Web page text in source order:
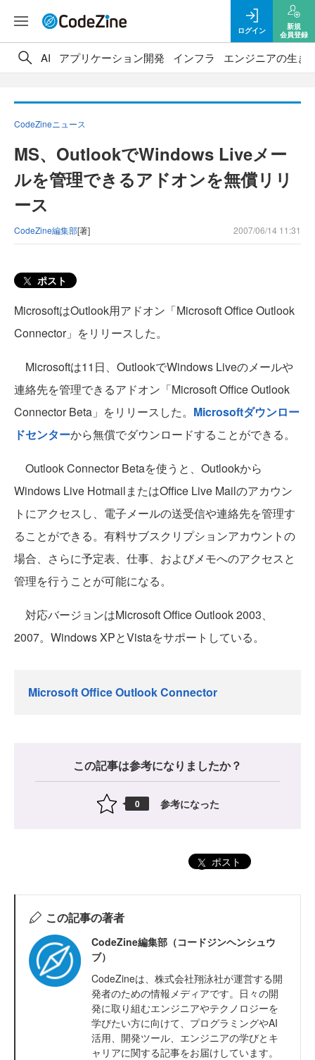
ログイン
新規
会員登録
AI アプリケーション開発 インフラ エンジニアの生き
CodeZineニュース
MS、OutlookでWindows Liveメー
ルを管理できるアドオンを無償リリ
ース
CodeZine編集部[著] 2007/06/14 11:31
ポスト
MicrosoftはOutlook用アドオン「Microsoft Office Outlook
Connector」をリリースした。
Microsoftは11日、OutlookでWindows Liveのメールや
連絡先を管理できるアドオン「Microsoft Office Outlook
Connector Beta」をリリースした。 Microsoftダウンロー
ドセンターから無償でダウンロードすることができる。
Outlook Connector Betaを使うと、Outlookから
Windows Live HotmailまたはOffice Live Mailのアカウン
トにアクセスし、電子メールの送受信や連絡先を管理す
ることができる。有料サブスクリプションアカウントの
場合、さらに予定表、仕事、およびメモへのアクセスと
管理を行うことが可能になる。
対応バージョンはMicrosoft Office Outlook 2003、
2007。Windows XPとVistaをサポートしている。
Microsoft Office Outlook Connector
この記事は参考になりましたか？
0 参考になった
ポスト
この記事の著者
CodeZine編集部（コードジンヘンシュウ
ブ）
CodeZineは、株式会社翔泳社が運営する開
発者のための情報メディアです。日々の開
発に取り組むエンジニアやテクノロジーを
学びたい方に向けて、プログラミングやAI
活用、開発ツール、エンジニアの学びとキ
ャリアに関する記事をお届けしています。